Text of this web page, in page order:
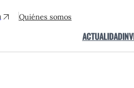
Quiénes somos
ACTUALIDAD